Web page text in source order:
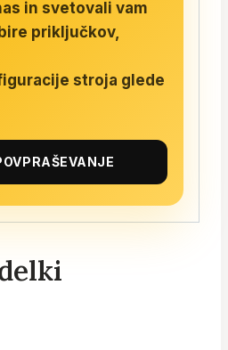
in svetovali vam
priključkov,
stroja glede